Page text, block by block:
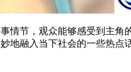
情节，观众能够感受到主
地融入当下社会的一些热